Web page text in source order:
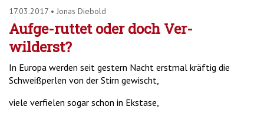
17.03.2017 • Jonas Diebold
Aufge-ruttet oder doch Ver-
wilderst?
In Europa werden seit gestern Nacht erstmal kräftig die
Schweißperlen von der Stirn gewischt,
viele verfielen sogar schon in Ekstase,